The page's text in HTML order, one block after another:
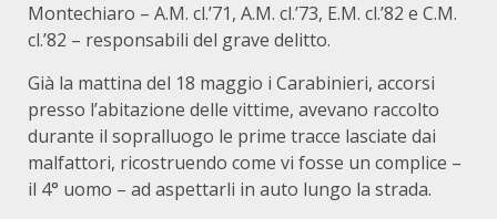
Montechiaro – A.M. cl.’71, A.M. cl.’73, E.M. cl.’82 e C.M.
cl.’82 – responsabili del grave delitto.
Già la mattina del 18 maggio i Carabinieri, accorsi
presso l’abitazione delle vittime, avevano raccolto
durante il sopralluogo le prime tracce lasciate dai
malfattori, ricostruendo come vi fosse un complice –
il 4° uomo – ad aspettarli in auto lungo la strada.